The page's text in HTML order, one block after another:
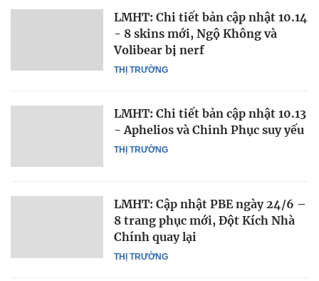
THỊ TRƯỜNG
LMHT: Chi tiết bản cập nhật 10.14
- 8 skins mới, Ngộ Không và
Volibear bị nerf
THỊ TRƯỜNG
LMHT: Chi tiết bản cập nhật 10.13
- Aphelios và Chinh Phục suy yếu
THỊ TRƯỜNG
LMHT: Cập nhật PBE ngày 24/6 –
8 trang phục mới, Đột Kích Nhà
Chính quay lại